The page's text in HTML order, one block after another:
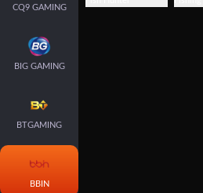
CQ9 GAMING
BIG GAMING
BTGAMING
BBIN